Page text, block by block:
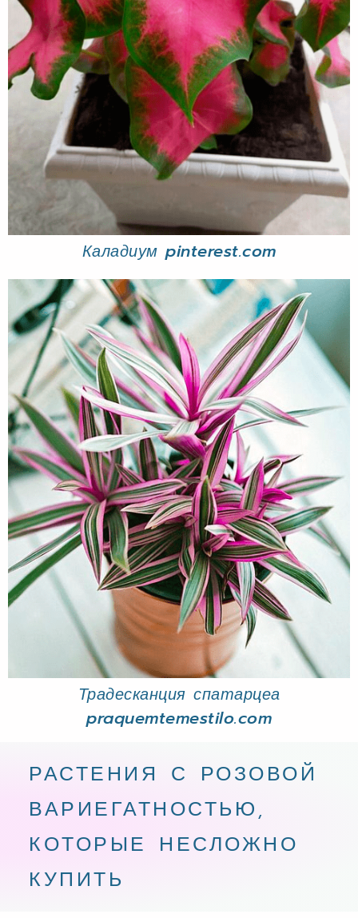
Каладиум pinterest.com
Традесканция спатарцеа
praquemtemestilo.com
РАСТЕНИЯ С РОЗОВОЙ
ВАРИЕГАТНОСТЬЮ,
КОТОРЫЕ НЕСЛОЖНО
КУПИТЬ